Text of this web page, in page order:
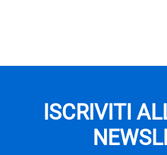
ISCRIVITI